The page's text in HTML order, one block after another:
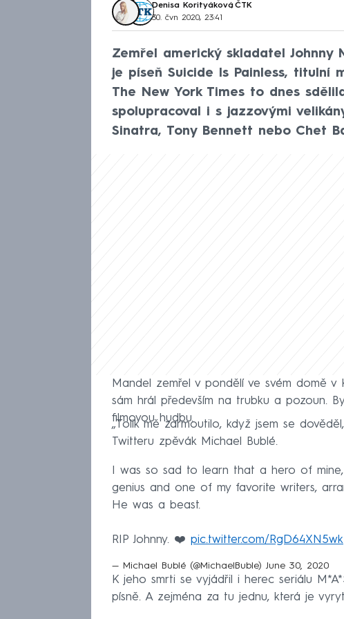
Denisa Korityáková, ČTK
30. čvn 2020, 23:41
Zemřel americký skladatel Johnny
je píseň Suicide Is Painless, titulní
The New York Times to dnes
spolupracoval i s jazzovými
Sinatra, Tony Bennett nebo Chet
Mandel zemřel v pondělí ve svém domě v
sám hrál především na trubku a pozoun.
filmovou hudbu.
„Tolik mě zarmoutilo, když jsem se
Twitteru zpěvák Michael Bublé.
I was so sad to learn that a hero of
genius and one of my favorite writers,
He was a beast.
RIP Johnny. ❤️ pic.twitter.com/RgD64XN5wk
— Michael Bublé (@MichaelBuble) June 30, 2020
K jeho smrti se vyjádřil i herec seriálu
písně. A zejména za tu jednu, která je